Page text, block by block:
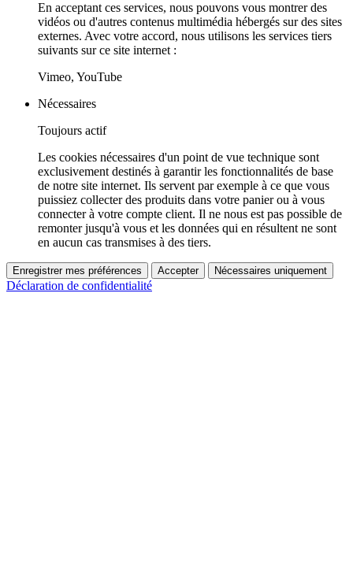
En acceptant ces services, nous pouvons vous montrer des
vidéos ou d'autres contenus multimédia hébergés sur des sites
externes. Avec votre accord, nous utilisons les services tiers
suivants sur ce site internet :
Vimeo, YouTube
Nécessaires
Toujours actif
Les cookies nécessaires d'un point de vue technique sont
exclusivement destinés à garantir les fonctionnalités de base
de notre site internet. Ils servent par exemple à ce que vous
puissiez collecter des produits dans votre panier ou à vous
connecter à votre compte client. Il ne nous est pas possible de
remonter jusqu'à vous et les données qui en résultent ne sont
en aucun cas transmises à des tiers.
Enregistrer mes préférences Accepter Nécessaires uniquement
Déclaration de confidentialité